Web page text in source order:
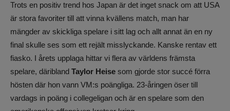
Trots en positiv trend hos Japan är det inget snack om att USA
är stora favoriter till att vinna kvällens match, man har
mängder av skickliga spelare i sitt lag och allt annat än en ny
final skulle ses som ett rejält misslyckande. Kanske rentav ett
fiasko. I årets upplaga hittar vi flera av världens främsta
spelare, däribland Taylor Heise som gjorde stor succé förra
hösten där hon vann VM:s poängliga. 23-åringen öser till
vardags in poäng i collegeligan och är en spelare som den